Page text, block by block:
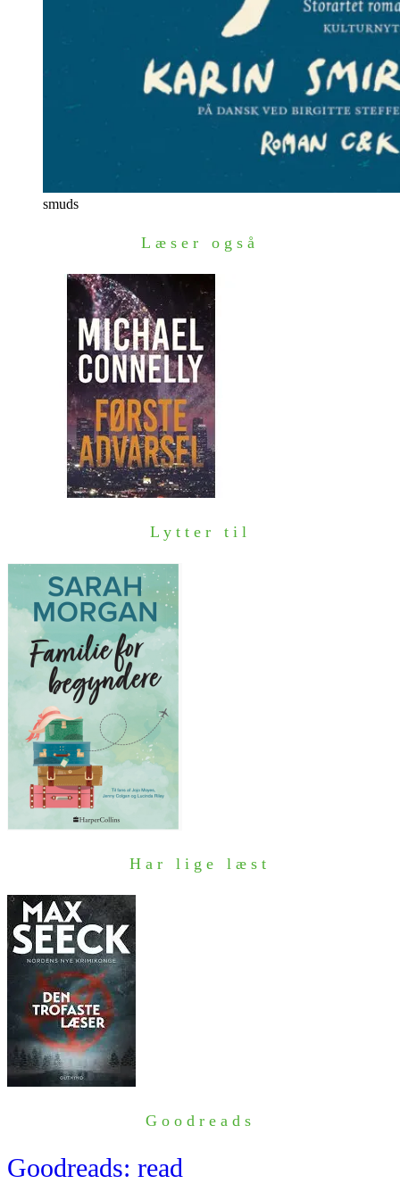
smuds
Læser også
Lytter til
Har lige læst
Goodreads
Goodreads: read